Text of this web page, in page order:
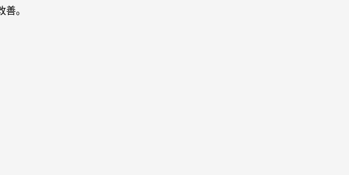
。